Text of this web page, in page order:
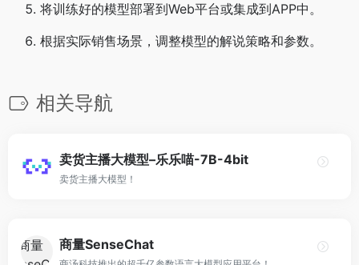
将训练好的模型部署到Web平台或集成到APP中。
根据实际销售场景，调整模型的解说策略和参数。
相关导航
卖货主播大模型–乐乐喵-7B-4bit
卖货主播大模型！
商量SenseChat